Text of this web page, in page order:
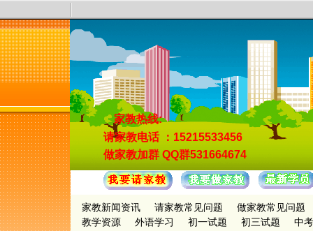
家教热线:
请家教电话 ：15215533456
做家教加群 QQ群531664674
家教新闻资讯 请家教常见问题
做家教常见问题
教学资源
外语学习 初一试题 初三试题 中